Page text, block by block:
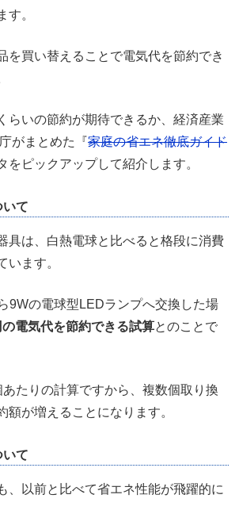
す。
を買い替えることで電気代を節約でき
らいの節約が期待できるか、経済産業
がまとめた『家庭の省エネ徹底ガイド
をピックアップして紹介します。
いて
具は、白熱電球と比べると格段に消費
います。
9Wの電球型LEDランプへ交換した場
電気代を節約できる試算とのことで
たりの計算ですから、複数個取り換
額が増えることになります。
いて
、以前と比べて省エネ性能が飛躍的に